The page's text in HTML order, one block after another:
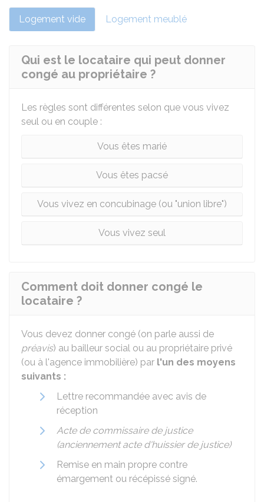
Logement vide Logement meublé
Qui est le locataire qui peut donner
congé au propriétaire ?
Les règles sont différentes selon que vous vivez
seul ou en couple :
Vous êtes marié
Vous êtes pacsé
Vous vivez en concubinage (ou "union libre")
Vous vivez seul
Comment doit donner congé le
locataire ?
Vous devez donner congé (on parle aussi de
préavis) au bailleur social ou au propriétaire privé
(ou à l'agence immobilière) par l'un des moyens
suivants :
Lettre recommandée avec avis de
réception
Acte de commissaire de justice
(anciennement acte d'huissier de justice)
Remise en main propre contre
émargement ou récépissé signé.